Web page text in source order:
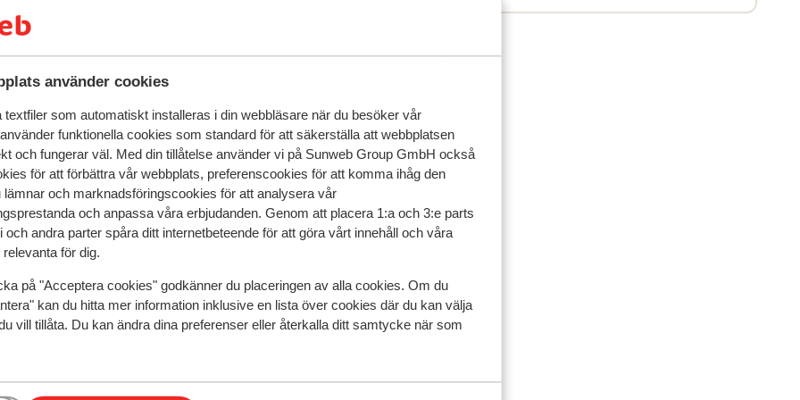
använder cookies
textfiler som automatiskt installeras i din webbläsare när du besöker vår
funktionella cookies som standard för att säkerställa att webbplatsen
och fungerar väl. Med din tillåtelse använder vi på Sunweb Group GmbH också
för att förbättra vår webbplats, preferenscookies för att komma ihåg den
lämnar och marknadsföringscookies för att analysera vår
och anpassa våra erbjudanden. Genom att placera 1:a och 3:e parts
andra parter spåra ditt internetbeteende för att göra vårt innehåll och våra
för dig.
på "Acceptera cookies" godkänner du placeringen av alla cookies. Om du
kan du hitta mer information inklusive en lista över cookies där du kan välja
vill tillåta. Du kan ändra dina preferenser eller återkalla ditt samtycke när som
Oasis Resort har ett trevligt
uppradade för en fin dag under den
simtag i poolen för att sedan sätta dig
i Essaouira, nästan 200 kilometer från
populära Beach Clubs med pooler. På
av kulinariska upplevelser som kommer
mix av internationella och lokala rätter,
kan också besöka någon utav barerna,
kaffe i en lugn atmosfär. Staden
dofter och ett stort utbud av frukter
av gatuteater med akrobater,
hyser dessutom Marockos mest
deras upplevelser av vår produkt. Mer om recensioner
Mest bokad av partner